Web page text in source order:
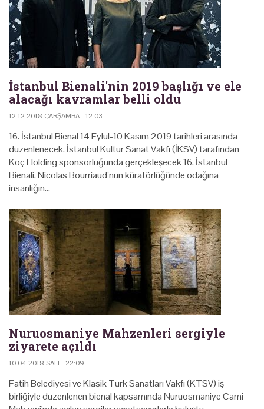
İstanbul Bienali'nin 2019 başlığı ve ele
alacağı kavramlar belli oldu
12.12.2018 ÇARŞAMBA - 12:03
16. İstanbul Bienal 14 Eylül-10 Kasım 2019 tarihleri arasında
düzenlenecek. İstanbul Kültür Sanat Vakfı (İKSV) tarafından
Koç Holding sponsorluğunda gerçekleşecek 16. İstanbul
Bienali, Nicolas Bourriaud’nun küratörlüğünde odağına
insanlığın…
Nuruosmaniye Mahzenleri sergiyle
ziyarete açıldı
10.04.2018 SALI - 22:09
Fatih Belediyesi ve Klasik Türk Sanatları Vakfı (KTSV) iş
birliğiyle düzenlenen bienal kapsamında Nuruosmaniye Cami